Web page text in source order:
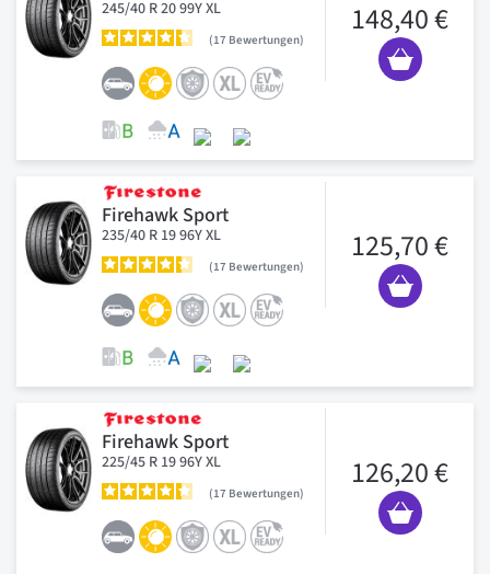
245/40 R 20 99Y XL
17 Bewertungen
148,40 €
Firehawk Sport
235/40 R 19 96Y XL
17 Bewertungen
125,70 €
Firehawk Sport
225/45 R 19 96Y XL
17 Bewertungen
126,20 €